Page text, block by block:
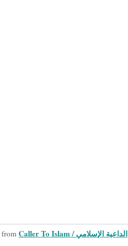
from Caller To Islam / الداعية الإسلامي